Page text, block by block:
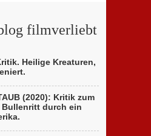
filmverliebt
Heilige Kreaturen,
(2020): Kritik zum
Bullenritt durch ein